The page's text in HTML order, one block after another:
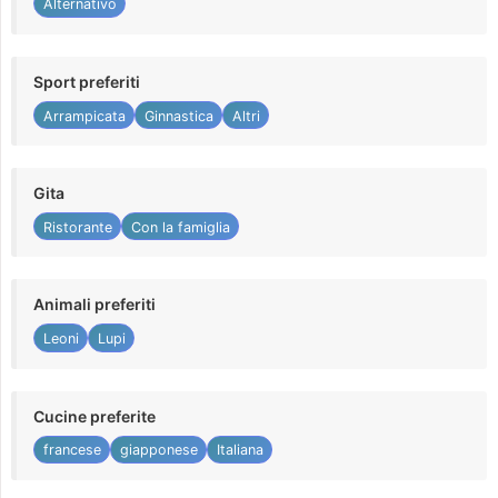
Alternativo
Sport preferiti
Arrampicata Ginnastica Altri
Gita
Ristorante Con la famiglia
Animali preferiti
Leoni Lupi
Cucine preferite
francese giapponese Italiana